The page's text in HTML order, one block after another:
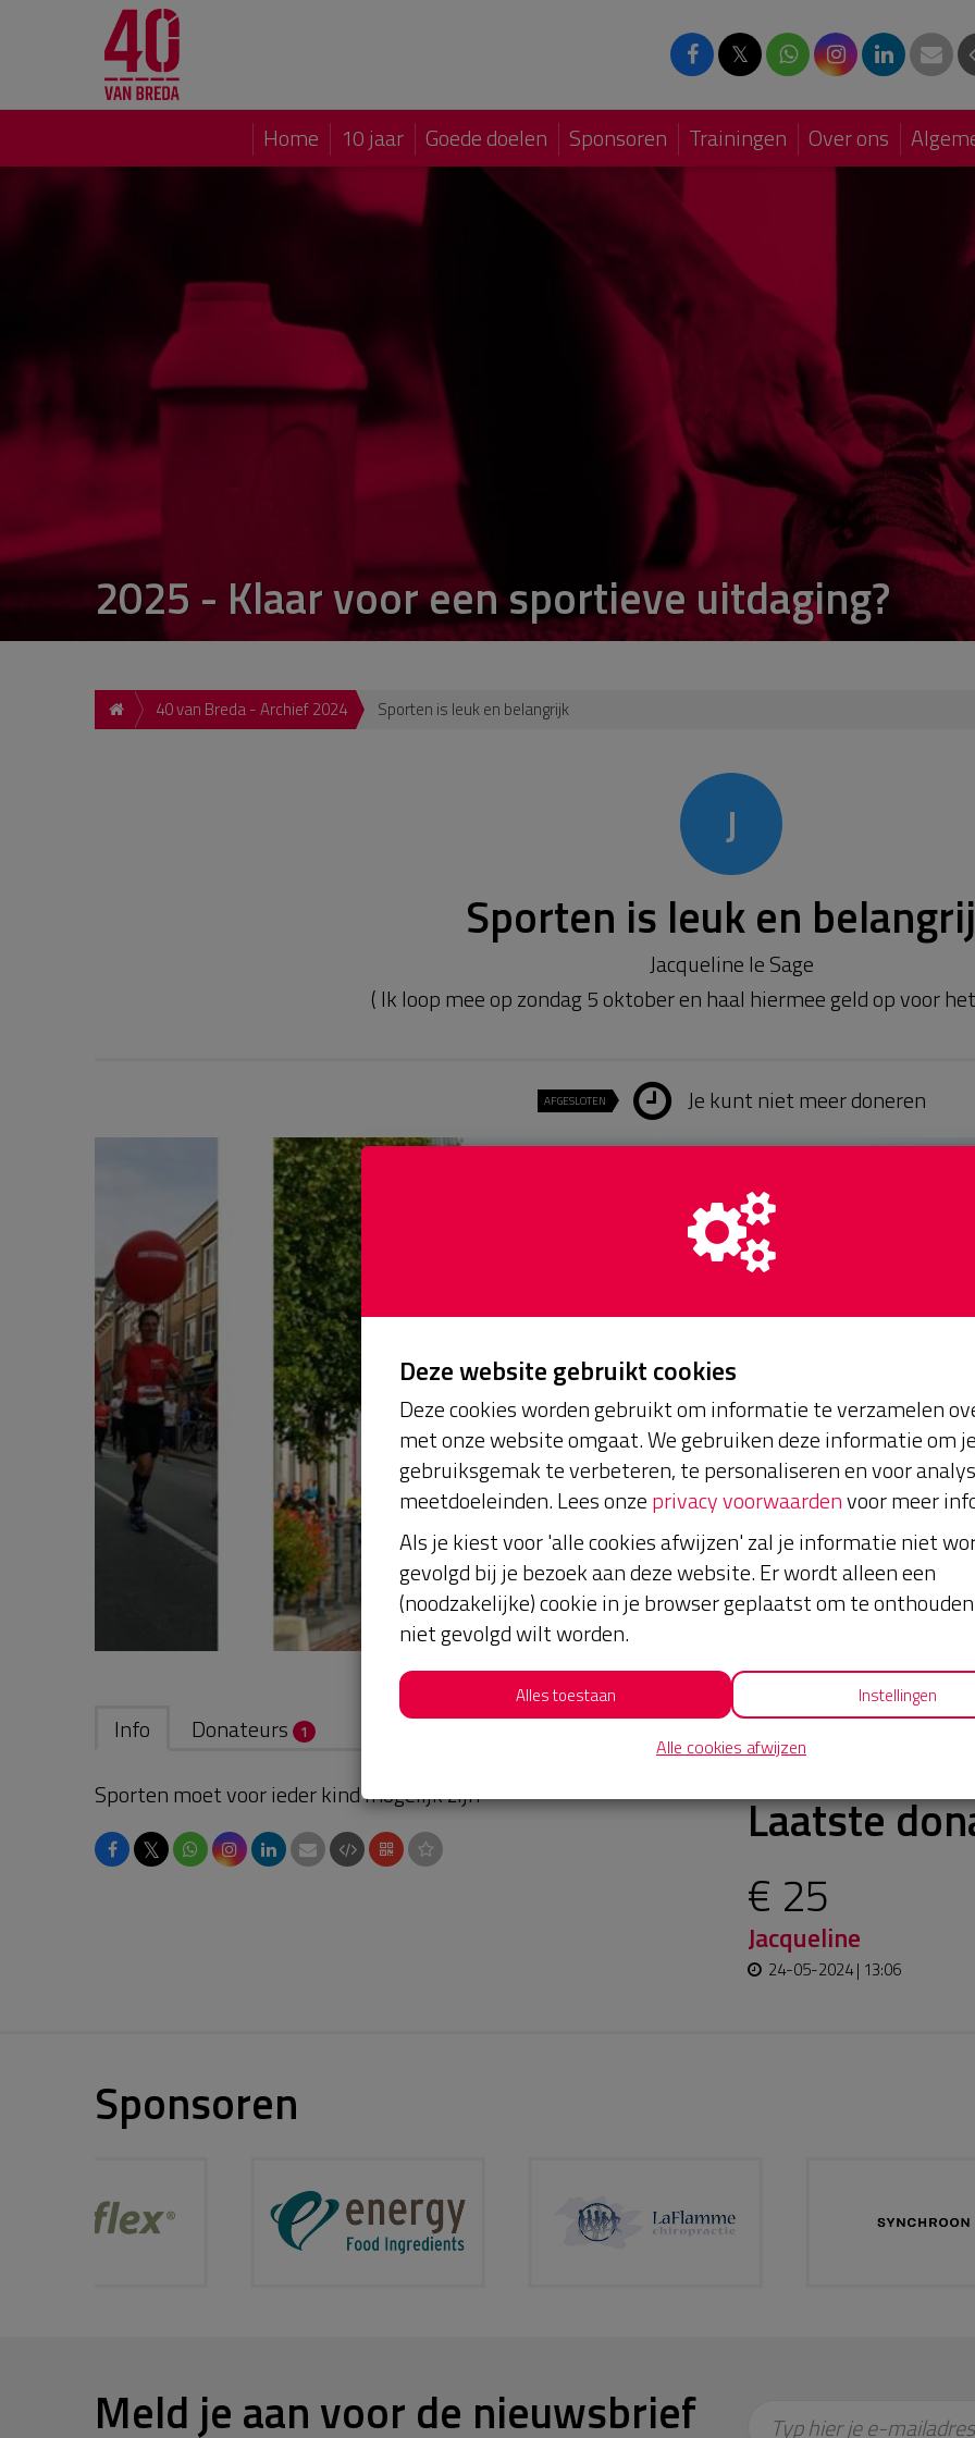
𝕏
Home 10 jaar Goede doelen Sponsoren Trainingen Over ons
2025 - Klaar voor een sportieve uitdaging?
40 van Breda - Archief 2024 Sporten is leuk en belangrijk
J
Sporten is leuk en
Jacqueline le Sage
( Ik loop mee op zondag 5 oktober en haal hiermee geld op voor
AFGESLOTEN Je kunt niet meer doneren
Info Donateurs 1
Sporten moet voor ieder kind mogelijk zijn
𝕏
Laatste
€ 25
Jacqueline
24-05-2024 | 13:06
Sponsoren
Meld je aan voor de nieuwsbrief Typ hier je e-mailadres
Deze website gebruikt cookies
Deze cookies worden gebruikt om informatie te verzamelen
met onze website omgaat. We gebruiken deze informatie om
gebruiksgemak te verbeteren, te personaliseren en voor
meetdoeleinden. Lees onzeprivacy voorwaardenvoor meer
Als je kiest voor 'alle cookies afwijzen' zal je informatie niet
gevolgd bij je bezoek aan deze website. Er wordt alleen een
(noodzakelijke) cookie in je browser geplaatst om te
niet gevolgd wilt worden.
Alles toestaan Instellingen
Alle cookies afwijzen